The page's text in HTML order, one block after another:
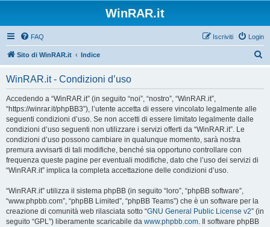
WinRAR.it
FAQ Login
Iscriviti
Sito di WinRAR.it Indice
WinRAR.it - Condizioni d’uso
Accedendo a “WinRAR.it” (in seguito “noi”, “nostro”, “WinRAR.it”,
“https://winrar.it/phpBB3”), l’utente accetta di essere vincolato legalmente alle
seguenti condizioni d’uso. Se non accetti di essere limitato legalmente dalle
condizioni d’uso seguenti non utilizzare i servizi offerti da “WinRAR.it”. Le
condizioni d’uso possono cambiare in qualunque momento, sarà nostra
premura avvisarti di tali modifiche, benché sia opportuno controllare con
frequenza queste pagine per eventuali modifiche, dato che l’uso dei servizi di
“WinRAR.it” implica la completa accettazione delle condizioni d’uso.
“WinRAR.it” utilizza il sistema phpBB (in seguito “loro”, “phpBB software”,
“www.phpbb.com”, “phpBB Limited”, “phpBB Teams”) che è un software per la
creazione di comunità web rilasciata sotto “GNU General Public License v2” (in
seguito “GPL”) liberamente scaricabile da www.phpbb.com. Il software phpBB